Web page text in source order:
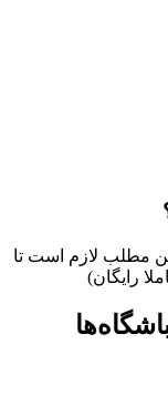
مطلب لازم است تا
رایگان)